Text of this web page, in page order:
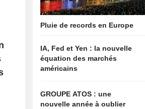
Pluie de records en Europe
IA, Fed et Yen : la nouvelle
équation des marchés
américains
GROUPE ATOS : une
nouvelle année à oublier